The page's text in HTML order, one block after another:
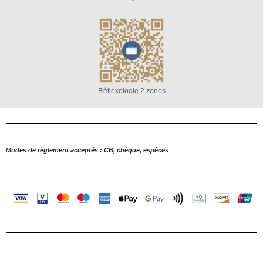
Réflexologie 2 zones
Modes de règlement acceptés : CB, chèque, espèces